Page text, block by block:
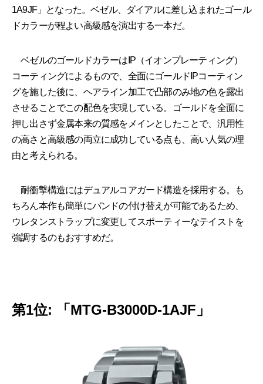
1A9JF」となった。ベゼル、ダイアルに差し込まれたゴール
ドカラーが程よい高級感を演出する一本だ。
ベゼルのゴールドカラーはIP（イオンプレーティング）
コーティングによるもので、全面にゴールドIPコーティン
グを施した後に、ヘアライン加工で凸部のみ地の色を露出
させることでこの配色を実現している。ゴールドを全面に
押し出さず金属本来の質感をメインとしたことで、汎用性
の高さと高級感の両立に成功している点も、高い人気の理
由と考えられる。
耐衝撃構造にはデュアルコアガード構造を採用する。も
ちろん本作も簡単にバンドの付け替えが可能であるため、
ウレタンストラップに変更してスポーティーなテイストを
強調するのもおすすめだ。
第1位: 「MTG-B3000D-1AJF」